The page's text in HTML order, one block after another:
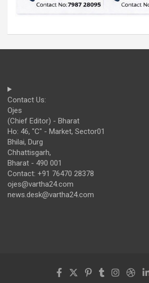
Contact Us:
Ojes
(Chief Editor) - Bharat
Ho: 46, "C" - Market, Sector01
Bhilai, Durg
Chhattisgarh,
Bharat - 490 001
Contact: +91 76470 28378
ojes@vartha24.com
news.desk@vartha24.com